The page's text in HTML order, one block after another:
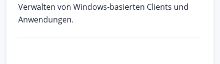
Verwalten von Windows-basierten Clients und
Anwendungen.